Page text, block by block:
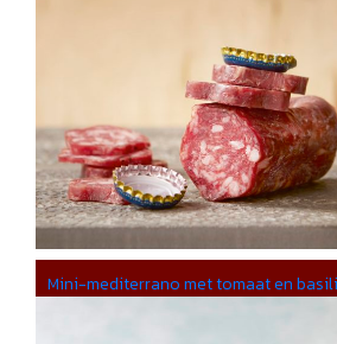
Mini-mediterrano met tomaat en